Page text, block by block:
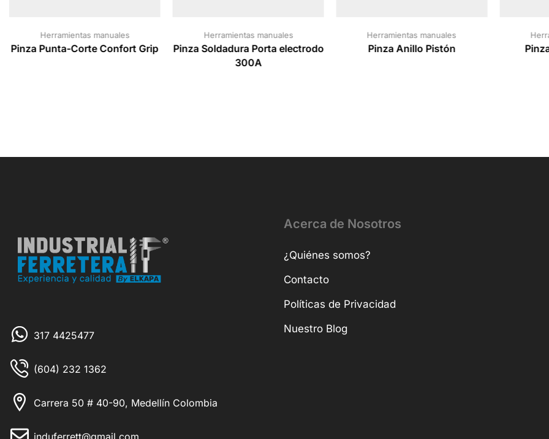
Herramientas manuales
Pinza Punta-Corte Confort Grip
Herramientas manuales
Pinza Soldadura Porta electrodo
300A
Herramientas manuales
Pinza Anillo Pistón
317 4425477
(604) 232 1362
Carrera 50 # 40-90, Medellín Colombia
induferrett@gmail.com
Acerca de Nosotros
¿Quiénes somos?
Contacto
Políticas de Privacidad
Nuestro Blog